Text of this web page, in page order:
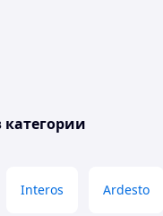
категории
Interos Ardesto